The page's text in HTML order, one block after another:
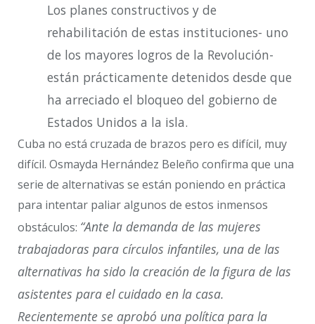
Los planes constructivos y de
rehabilitación de estas instituciones- uno
de los mayores logros de la Revolución-
están prácticamente detenidos desde que
ha arreciado el bloqueo del gobierno de
Estados Unidos a la isla.
Cuba no está cruzada de brazos pero es difícil, muy
difícil. Osmayda Hernández Beleño confirma que una
serie de alternativas se están poniendo en práctica
para intentar paliar algunos de estos inmensos
obstáculos: “Ante la demanda de las mujeres
trabajadoras para círculos infantiles, una de las
alternativas ha sido la creación de la figura de las
asistentes para el cuidado en la casa.
Recientemente se aprobó una política para la